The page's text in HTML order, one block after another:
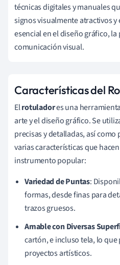
técnicas digitales y manuales
signos visualmente atractivos y
esencial en el diseño gráfico, la
comunicación visual.
Características del
Elrotuladores una
arte y el diseño gráfico. Se
precisas y detalladas, así
varias características que
instrumento popular:
Variedad de Puntas:
formas, desde finas para
trazos gruesos.
Amable con Diversas
cartón, e incluso tela, lo
proyectos artísticos.